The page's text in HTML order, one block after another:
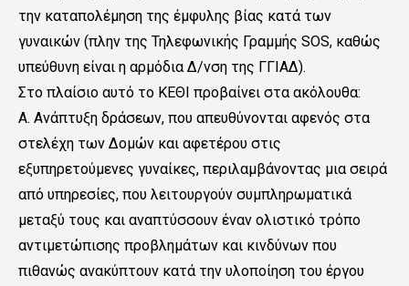
την καταπολέμηση της έμφυλης βίας κατά των
γυναικών (πλην της Τηλεφωνικής Γραμμής SOS, καθώς
υπεύθυνη είναι η αρμόδια Δ/νση της ΓΓΙΑΔ).
Στο πλαίσιο αυτό το ΚΕΘΙ προβαίνει στα ακόλουθα:
Α. Ανάπτυξη δράσεων, που απευθύνονται αφενός στα
στελέχη των Δομών και αφετέρου στις
εξυπηρετούμενες γυναίκες, περιλαμβάνοντας μια σειρά
από υπηρεσίες, που λειτουργούν συμπληρωματικά
μεταξύ τους και αναπτύσσουν έναν ολιστικό τρόπο
αντιμετώπισης προβλημάτων και κινδύνων που
πιθανώς ανακύπτουν κατά την υλοποίηση του έργου